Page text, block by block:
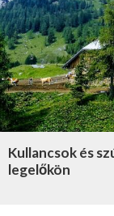
Kullancsok és
legelőkön